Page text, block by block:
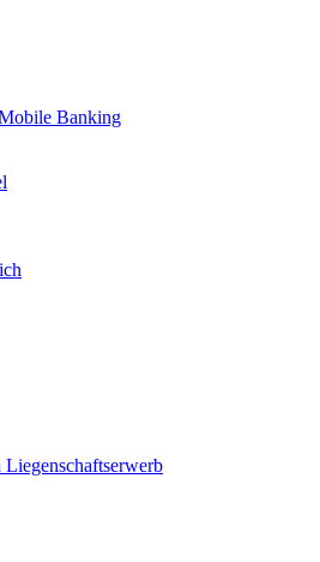
Banking
Liegenschaftserwerb